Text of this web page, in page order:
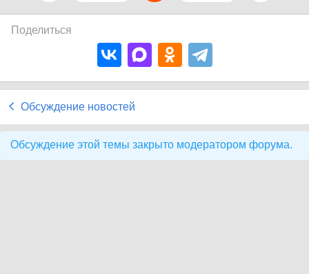
Поделиться
Обсуждение новостей
Обсуждение этой темы закрыто модератором форума.